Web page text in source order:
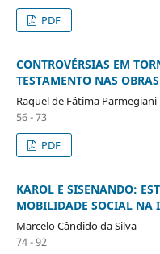
PDF
CONTROVÉRSIAS EM
TESTAMENTO NAS
Raquel de Fátima Parmegiani
56 - 73
PDF
KAROL E SISENANDO:
MOBILIDADE SOCIAL NA
Marcelo Cândido da Silva
74 - 92